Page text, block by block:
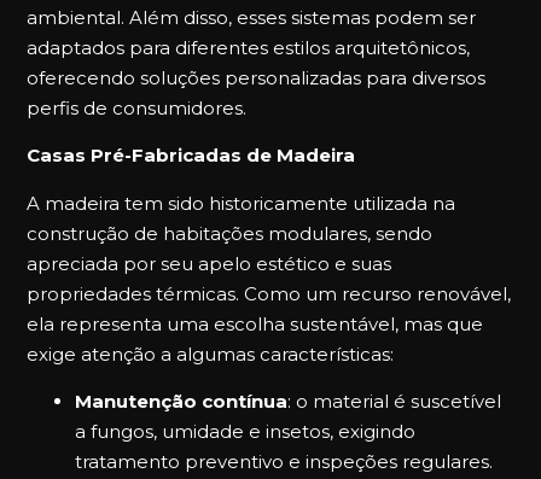
ambiental. Além disso, esses sistemas podem ser
adaptados para diferentes estilos arquitetônicos,
oferecendo soluções personalizadas para diversos
perfis de consumidores.
Casas Pré-Fabricadas de Madeira
A madeira tem sido historicamente utilizada na
construção de habitações modulares, sendo
apreciada por seu apelo estético e suas
propriedades térmicas. Como um recurso renovável,
ela representa uma escolha sustentável, mas que
exige atenção a algumas características:
Manutenção contínua: o material é suscetível
a fungos, umidade e insetos, exigindo
tratamento preventivo e inspeções regulares.